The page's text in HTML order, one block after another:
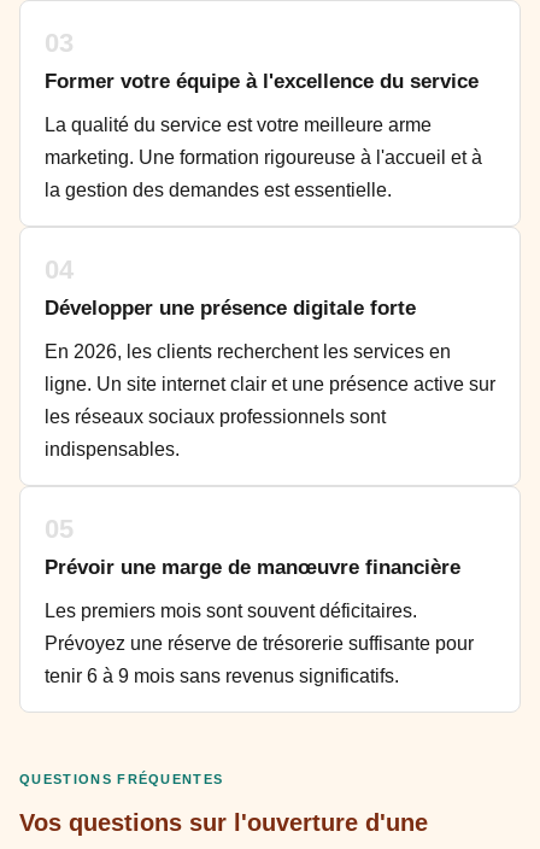
03
Former votre équipe à l'excellence du service
La qualité du service est votre meilleure arme
marketing. Une formation rigoureuse à l'accueil et à
la gestion des demandes est essentielle.
04
Développer une présence digitale forte
En 2026, les clients recherchent les services en
ligne. Un site internet clair et une présence active sur
les réseaux sociaux professionnels sont
indispensables.
05
Prévoir une marge de manœuvre financière
Les premiers mois sont souvent déficitaires.
Prévoyez une réserve de trésorerie suffisante pour
tenir 6 à 9 mois sans revenus significatifs.
QUESTIONS FRÉQUENTES
Vos questions sur l'ouverture d'une